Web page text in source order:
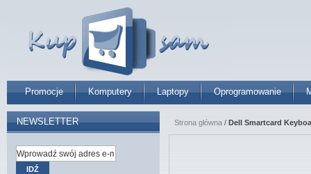
Promocje Komputery Laptopy Oprogramowanie
Strona główna / Dell Smartcard
NEWSLETTER
IDŹ